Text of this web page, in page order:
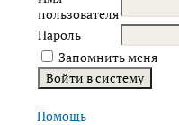
пользователя
Пароль
Запомнить меня
Помощь